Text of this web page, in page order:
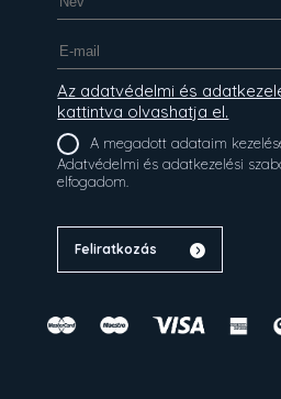
Az adatvédelmi és
kattintva olvashatja el.
A megadott adataim
Adatvédelmi és adatkezelési
elfogadom.
Feliratkozás